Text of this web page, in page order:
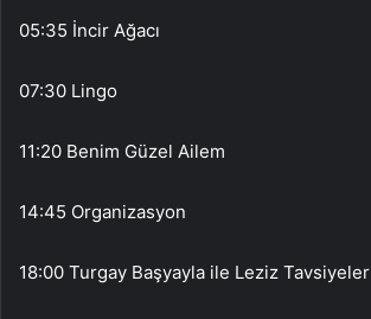
05:35 İncir Ağacı
07:30 Lingo
11:20 Benim Güzel Ailem
14:45 Organizasyon
18:00 Turgay Başyayla ile Leziz Tavsiyeler